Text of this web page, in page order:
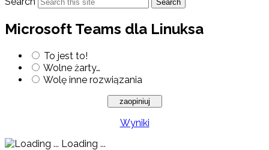
Search
Microsoft Teams dla Linuksa
To jest to!
Wolne żarty…
Wolę inne rozwiązania
Wyniki
Loading ...